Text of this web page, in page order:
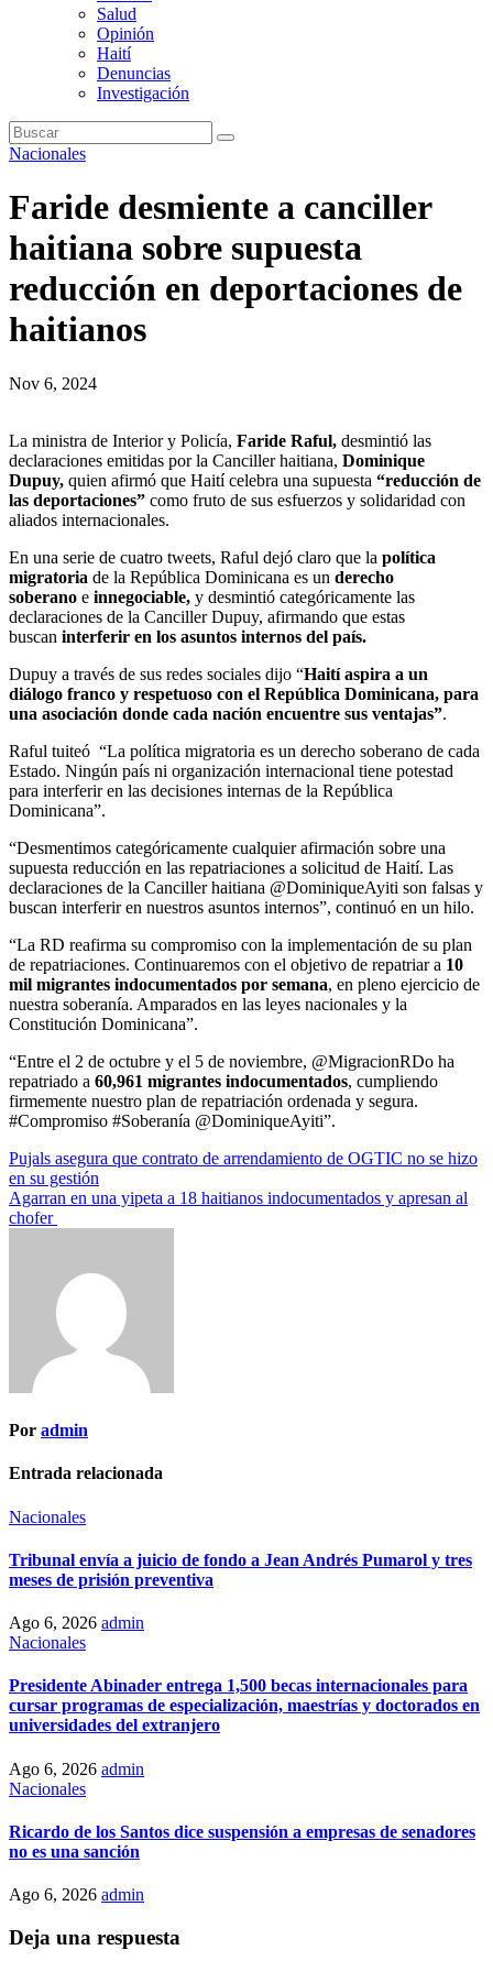
Salud
Opinión
Haití
Denuncias
Investigación
Nacionales
Faride desmiente a canciller
haitiana sobre supuesta
reducción en deportaciones de
haitianos
Nov 6, 2024
La ministra de Interior y Policía, Faride Raful, desmintió las
declaraciones emitidas por la Canciller haitiana, Dominique
Dupuy, quien afirmó que Haití celebra una supuesta “reducción de
las deportaciones” como fruto de sus esfuerzos y solidaridad con
aliados internacionales.
En una serie de cuatro tweets, Raful dejó claro que la política
migratoria de la República Dominicana es un derecho
soberano e innegociable, y desmintió categóricamente las
declaraciones de la Canciller Dupuy, afirmando que estas
buscan interferir en los asuntos internos del país.
Dupuy a través de sus redes sociales dijo “Haití aspira a un
diálogo franco y respetuoso con el República Dominicana, para
una asociación donde cada nación encuentre sus ventajas”.
Raful tuiteó “La política migratoria es un derecho soberano de cada
Estado. Ningún país ni organización internacional tiene potestad
para interferir en las decisiones internas de la República
Dominicana”.
“Desmentimos categóricamente cualquier afirmación sobre una
supuesta reducción en las repatriaciones a solicitud de Haití. Las
declaraciones de la Canciller haitiana @DominiqueAyiti son falsas y
buscan interferir en nuestros asuntos internos”, continuó en un hilo.
“La RD reafirma su compromiso con la implementación de su plan
de repatriaciones. Continuaremos con el objetivo de repatriar a 10
mil migrantes indocumentados por semana, en pleno ejercicio de
nuestra soberanía. Amparados en las leyes nacionales y la
Constitución Dominicana”.
“Entre el 2 de octubre y el 5 de noviembre, @MigracionRDo ha
repatriado a 60,961 migrantes indocumentados, cumpliendo
firmemente nuestro plan de repatriación ordenada y segura.
#Compromiso #Soberanía @DominiqueAyiti”.
Navegación
de
entradas
Pujals asegura que contrato de arrendamiento de OGTIC no se hizo
en su gestión
Agarran en una yipeta a 18 haitianos indocumentados y apresan al
chofer
Por admin
Entrada relacionada
Nacionales
Tribunal envía a juicio de fondo a Jean Andrés Pumarol y tres
meses de prisión preventiva
Ago 6, 2026 admin
Nacionales
Presidente Abinader entrega 1,500 becas internacionales para
cursar programas de especialización, maestrías y doctorados en
universidades del extranjero
Ago 6, 2026 admin
Nacionales
Ricardo de los Santos dice suspensión a empresas de senadores
no es una sanción
Ago 6, 2026 admin
Deja una respuesta